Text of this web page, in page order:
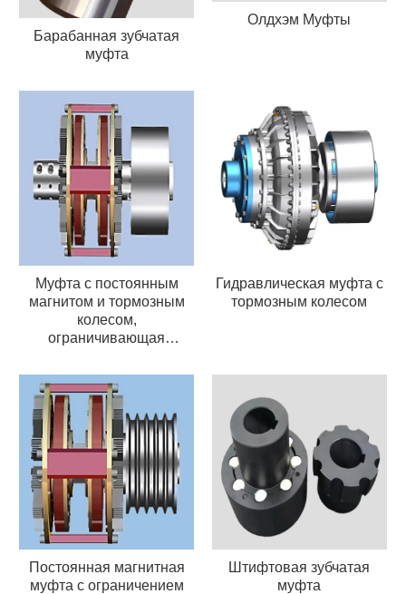
Барабанная зубчатая
муфта
Олдхэм Муфты
Муфта с постоянным
магнитом и тормозным
колесом,
ограничивающая
Гидравлическая муфта с
тормозным колесом
Постоянная магнитная
муфта с ограничением
Штифтовая зубчатая
муфта